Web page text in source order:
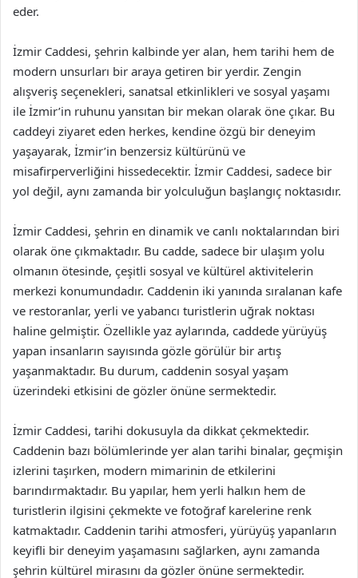
eder.
İzmir Caddesi, şehrin kalbinde yer alan, hem tarihi hem de
modern unsurları bir araya getiren bir yerdir. Zengin
alışveriş seçenekleri, sanatsal etkinlikleri ve sosyal yaşamı
ile İzmir’in ruhunu yansıtan bir mekan olarak öne çıkar. Bu
caddeyi ziyaret eden herkes, kendine özgü bir deneyim
yaşayarak, İzmir’in benzersiz kültürünü ve
misafirperverliğini hissedecektir. İzmir Caddesi, sadece bir
yol değil, aynı zamanda bir yolculuğun başlangıç noktasıdır.
İzmir Caddesi, şehrin en dinamik ve canlı noktalarından biri
olarak öne çıkmaktadır. Bu cadde, sadece bir ulaşım yolu
olmanın ötesinde, çeşitli sosyal ve kültürel aktivitelerin
merkezi konumundadır. Caddenin iki yanında sıralanan kafe
ve restoranlar, yerli ve yabancı turistlerin uğrak noktası
haline gelmiştir. Özellikle yaz aylarında, caddede yürüyüş
yapan insanların sayısında gözle görülür bir artış
yaşanmaktadır. Bu durum, caddenin sosyal yaşam
üzerindeki etkisini de gözler önüne sermektedir.
İzmir Caddesi, tarihi dokusuyla da dikkat çekmektedir.
Caddenin bazı bölümlerinde yer alan tarihi binalar, geçmişin
izlerini taşırken, modern mimarinin de etkilerini
barındırmaktadır. Bu yapılar, hem yerli halkın hem de
turistlerin ilgisini çekmekte ve fotoğraf karelerine renk
katmaktadır. Caddenin tarihi atmosferi, yürüyüş yapanların
keyifli bir deneyim yaşamasını sağlarken, aynı zamanda
şehrin kültürel mirasını da gözler önüne sermektedir.